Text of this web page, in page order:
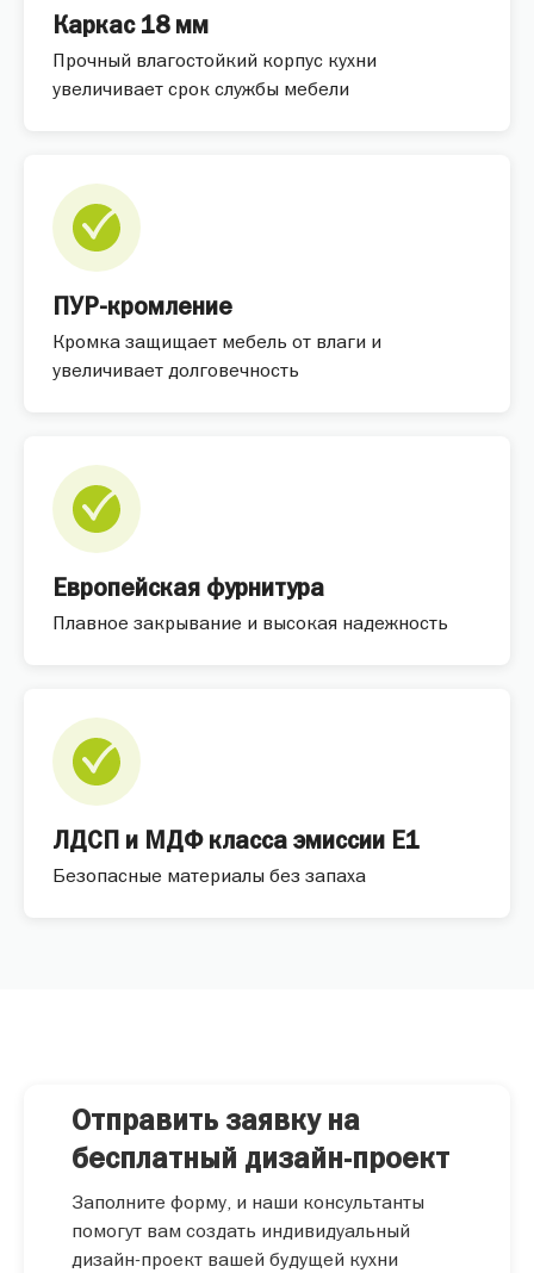
Каркас 18 мм
Прочный влагостойкий корпус кухни
увеличивает срок службы мебели
ПУР-кромление
Кромка защищает мебель от влаги и
увеличивает долговечность
Европейская фурнитура
Плавное закрывание и высокая надежность
ЛДСП и МДФ класса эмиссии E1
Безопасные материалы без запаха
Отправить заявку на
бесплатный дизайн-проект
Заполните форму, и наши консультанты
помогут вам создать индивидуальный
дизайн-проект вашей будущей кухни